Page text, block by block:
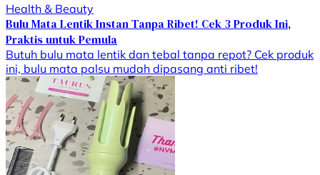
Health & Beauty
Bulu Mata Lentik Instan Tanpa Ribet! Cek 3 Produk Ini,
Praktis untuk Pemula
Butuh bulu mata lentik dan tebal tanpa repot? Cek produk
ini, bulu mata palsu mudah dipasang anti ribet!